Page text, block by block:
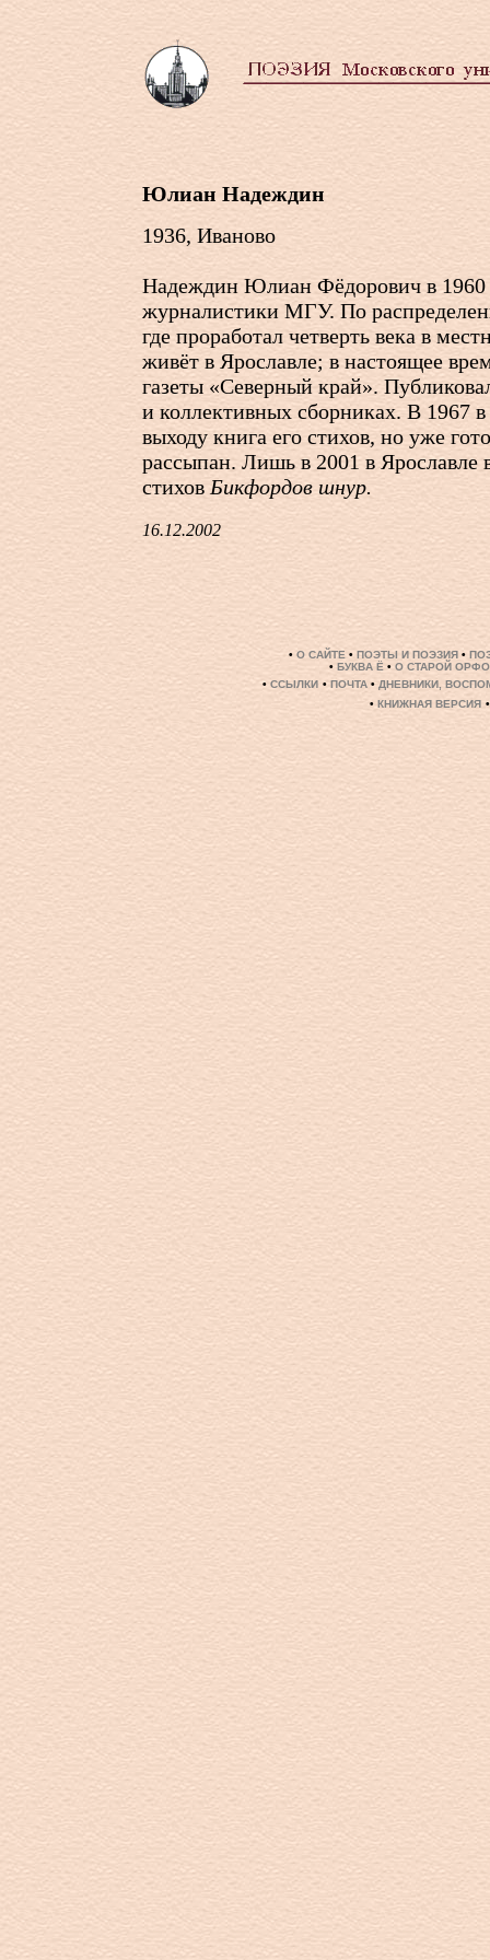
Юлиан Надеждин
1936, Иваново
Надеждин Юлиан Фёдорович в 1960
журналистики МГУ. По
где проработал четверть века в
живёт в Ярославле; в настоящее
газеты «Северный край».
и коллективных сборниках. В 1967
выходу книга его стихов, но уже
рассыпан. Лишь в 2001 в Ярославле
стихов Бикфордов шнур.
16.12.2002